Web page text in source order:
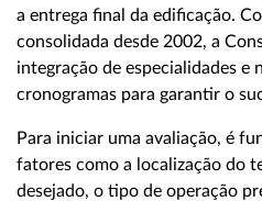
a entrega final da edificação.
consolidada desde 2002, a
integração de especialidades e
cronogramas para garantir o
Para iniciar uma avaliação, é
fatores como a localização do
desejado, o tipo de operação